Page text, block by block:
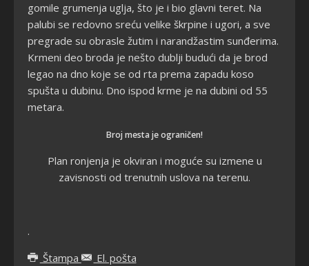
gomile grumenja uglja, što je i bio glavni teret. Na
palubi se redovno sreću velike škrpine i ugori, a sve
pregrade su obrasle žutim i narandžastim sunđerima.
Krmeni deo broda je nešto dublji budući da je brod
legao na dno koje se od rta prema zapadu koso
spušta u dubinu. Dno ispod krme je na dubini od 55
metara.
Broj mesta je ograničen!
Plan ronjenja je okviran i moguće su izmene u
zavisnosti od trenutnih uslova na terenu.
.
Štampa
El. pošta